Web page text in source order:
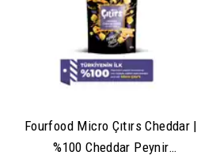
Fourfood Micro Çıtırs Cheddar |
%100 Cheddar Peynir